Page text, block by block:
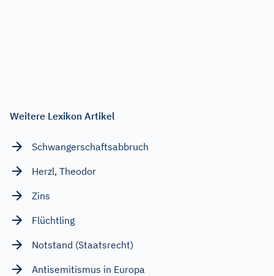
Weitere Lexikon Artikel
Schwangerschaftsabbruch
Herzl, Theodor
Zins
Flüchtling
Notstand (Staatsrecht)
Antisemitismus in Europa